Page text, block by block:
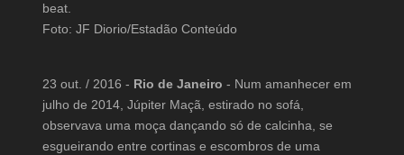
beat.
Foto: JF Diorio/Estadão Conteúdo
23 out. / 2016 - Rio de Janeiro - Num amanhecer em
julho de 2014, Júpiter Maçã, estirado no sofá,
observava uma moça dançando só de calcinha, se
esgueirando entre cortinas e escombros de uma